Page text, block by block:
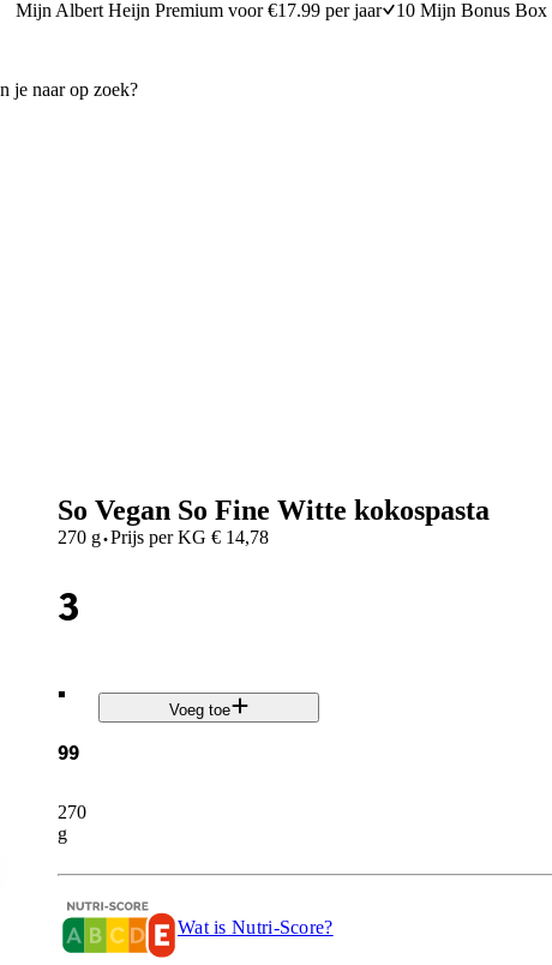
Mijn Albert Heijn Premium voor €17.99 per jaar 10 Mijn Bonus Box
So Vegan So Fine Witte kokospasta
270 g·Prijs per KG € 14,78
3
.
99
270
g
Voeg toe
Wat is Nutri-Score?